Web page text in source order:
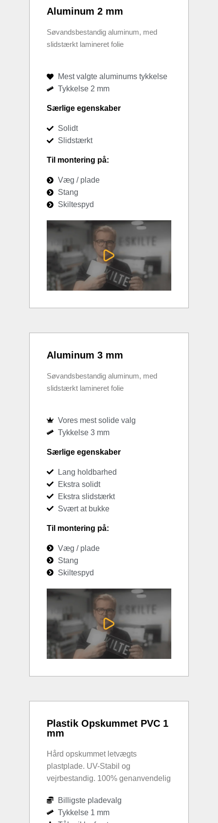
Aluminum 2 mm
Søvandsbestandig aluminum, med
slidstærkt lamineret folie
Mest valgte aluminums tykkelse
Tykkelse 2 mm
Særlige egenskaber
Solidt
Slidstærkt
Til montering på:
Væg / plade
Stang
Skiltespyd
Aluminum 3 mm
Søvandsbestandig aluminum, med
slidstærkt lamineret folie
Vores mest solide valg
Tykkelse 3 mm
Særlige egenskaber
Lang holdbarhed
Ekstra solidt
Ekstra slidstærkt
Svært at bukke
Til montering på:
Væg / plade
Stang
Skiltespyd
Plastik Opskummet PVC 1
mm
Hård opskummet letvægts
plastplade. UV-Stabil og
vejrbestandig. 100% genanvendelig
Billigste pladevalg
Tykkelse 1 mm